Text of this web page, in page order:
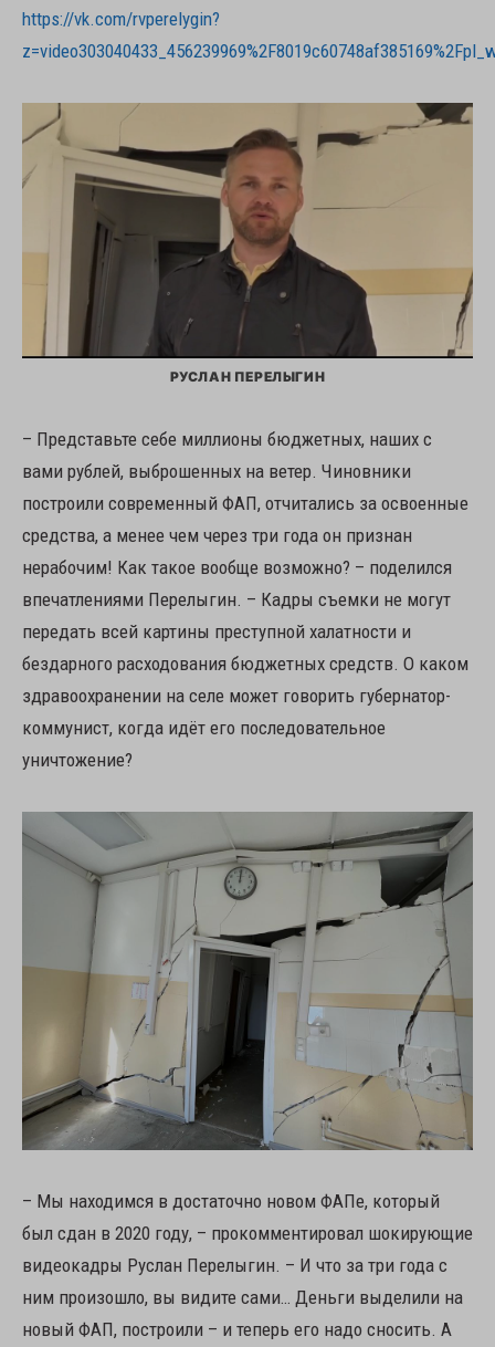
https://vk.com/rvperelygin?
РУСЛАН ПЕРЕЛЫГИН
– Представьте себе миллионы бюджетных, наших с
вами рублей, выброшенных на ветер. Чиновники
построили современный ФАП, отчитались за освоенные
средства, а менее чем через три года он признан
нерабочим! Как такое вообще возможно? – поделился
впечатлениями Перелыгин. – Кадры съемки не могут
передать всей картины преступной халатности и
бездарного расходования бюджетных средств. О каком
здравоохранении на селе может говорить губернатор-
коммунист, когда идёт его последовательное
уничтожение?
– Мы находимся в достаточно новом ФАПе, который
был сдан в 2020 году, – прокомментировал шокирующие
видеокадры Руслан Перелыгин. – И что за три года с
ним произошло, вы видите сами… Деньги выделили на
новый ФАП, построили – и теперь его надо сносить. А